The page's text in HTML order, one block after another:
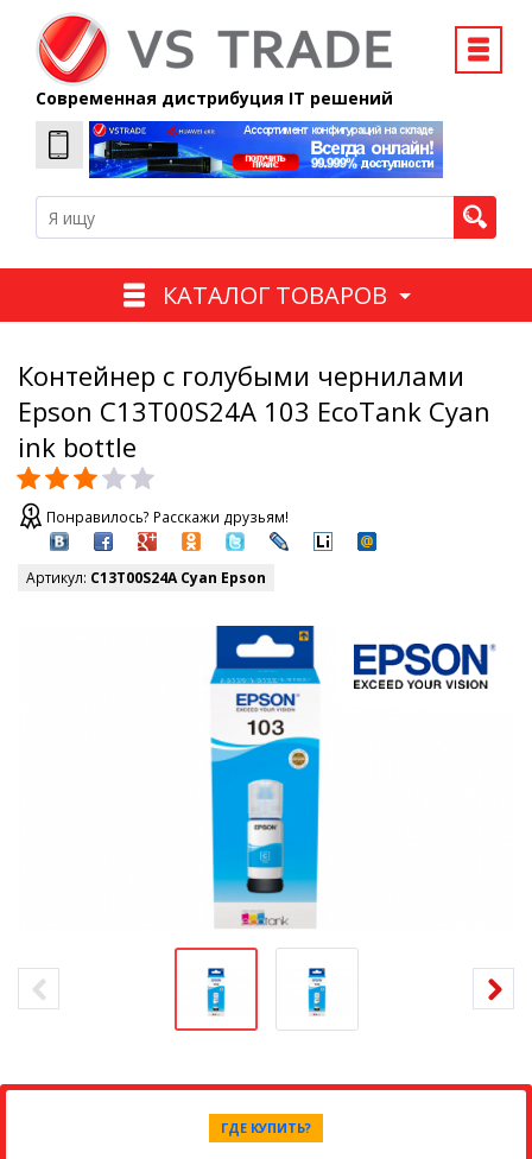
Современная дистрибуция IT решений
КАТАЛОГ ТОВАРОВ
Контейнер с голубыми чернилами
Epson C13T00S24A 103 EcoTank Cyan
ink bottle
Понравилось? Расскажи друзьям!
Артикул: C13T00S24A Cyan Epson
ГДЕ КУПИТЬ?